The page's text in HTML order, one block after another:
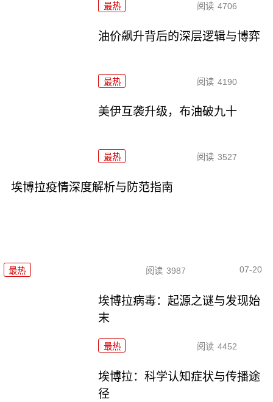
最热 阅读 4706
油价飙升背后的深层逻辑与博弈
最热 阅读 4190
美伊互袭升级，布油破九十
最热 阅读 3527
埃博拉疫情深度解析与防范指南
最热 阅读 3987 07-20
埃博拉病毒：起源之谜与发现始
末
最热 阅读 4452
埃博拉：科学认知症状与传播途
径